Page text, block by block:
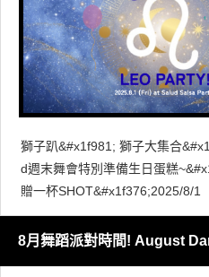
獅子趴&#x1f981; 獅子大集合
d週末舞會特別準備生日蛋糕
贈一杯SHOT&#x1f376;2025/8/1
lud Frida
8月舞蹈派對時間! August